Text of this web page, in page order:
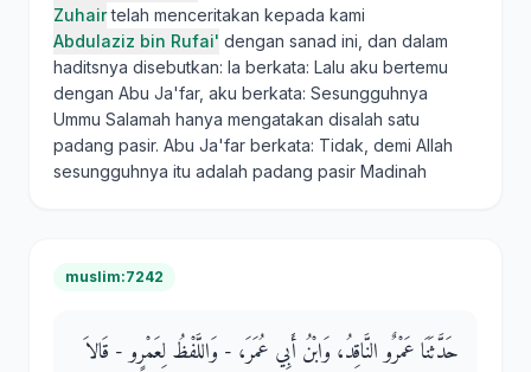
Zuhairtelah menceritakan kepada kami
Abdulaziz bin Rufai' dengan sanad ini, dan dalam
haditsnya disebutkan: Ia berkata: Lalu aku bertemu
dengan Abu Ja'far, aku berkata: Sesungguhnya
Ummu Salamah hanya mengatakan disalah satu
padang pasir. Abu Ja'far berkata: Tidak, demi Allah
sesungguhnya itu adalah padang pasir Madinah
muslim:7242
حَدَّثَنَا عَمْرٌو النَّاقِدُ، وَابْنُ أَبِي عُمَرَ، - وَاللَّفْظُ لِعَمْرٍو - قَالاَ